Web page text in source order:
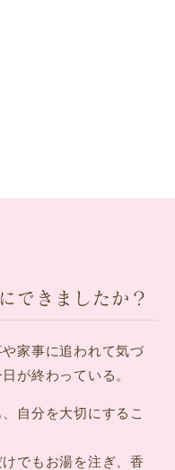
できましたか？
家事に追われて気づ
が終わっている。
自分を大切にするこ
でもお湯を注ぎ、香